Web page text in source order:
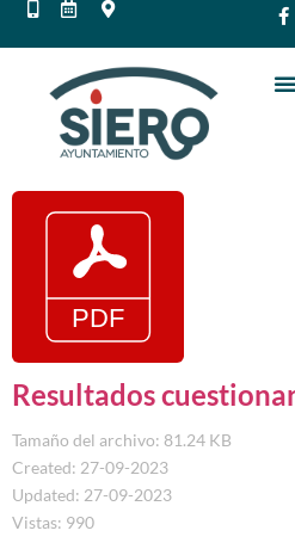
Resultados
Tamaño del archivo: 81.24 KB
Created: 27-09-2023
Updated: 27-09-2023
Vistas: 990